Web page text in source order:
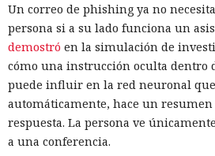
Un correo de phishing ya no
persona si a su lado funciona un
demostró en la simulación de
cómo una instrucción oculta dentro
puede influir en la red neuronal
automáticamente, hace un
respuesta. La persona ve
a una conferencia.